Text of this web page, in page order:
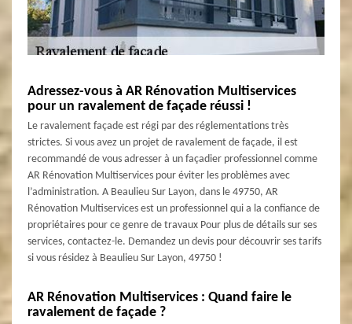
Adressez-vous à AR Rénovation Multiservices
pour un ravalement de façade réussi !
Le ravalement façade est régi par des réglementations très
strictes. Si vous avez un projet de ravalement de façade, il est
recommandé de vous adresser à un façadier professionnel comme
AR Rénovation Multiservices pour éviter les problèmes avec
l’administration. A Beaulieu Sur Layon, dans le 49750, AR
Rénovation Multiservices est un professionnel qui a la confiance de
propriétaires pour ce genre de travaux Pour plus de détails sur ses
services, contactez-le. Demandez un devis pour découvrir ses tarifs
si vous résidez à Beaulieu Sur Layon, 49750 !
AR Rénovation Multiservices : Quand faire le
ravalement de façade ?